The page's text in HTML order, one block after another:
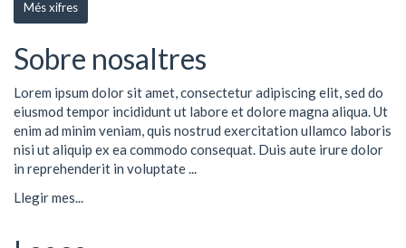
Més xifres
Sobre nosaltres
Lorem ipsum dolor sit amet, consectetur adipiscing elit, sed do
eiusmod tempor incididunt ut labore et dolore magna aliqua. Ut
enim ad minim veniam, quis nostrud exercitation ullamco laboris
nisi ut aliquip ex ea commodo consequat. Duis aute irure dolor
in reprehenderit in voluptate ...
Llegir mes...